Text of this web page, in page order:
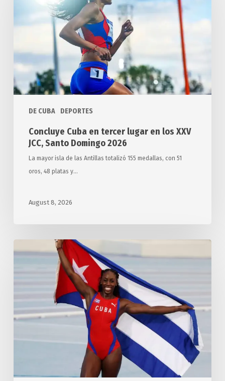
DE CUBA DEPORTES
JCC,
Santo
Concluye Cuba en tercer lugar en los XXV
JCC, Santo Domingo 2026
La mayor isla de las Antillas totalizó 155 medallas, con 51
oros, 48 platas y…
August 8, 2026
con
doradas
en
Domingo